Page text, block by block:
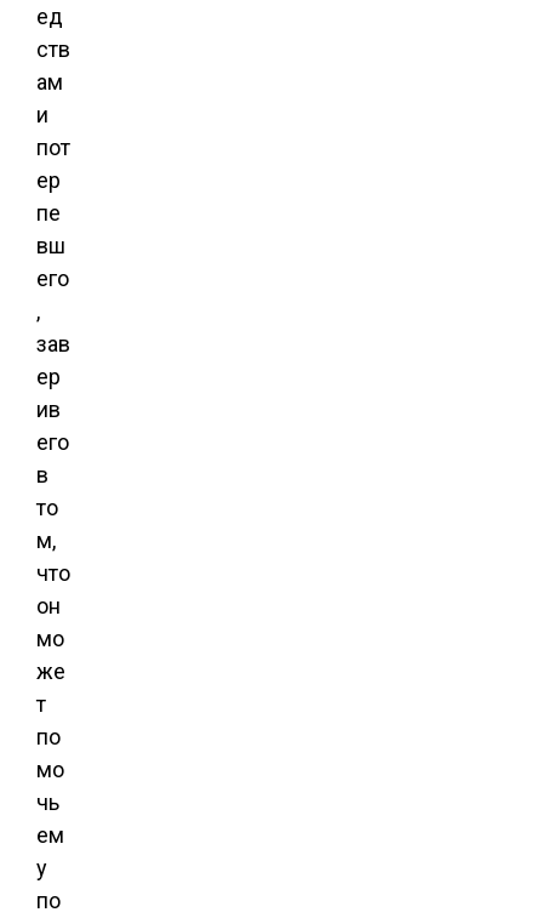
ед
ств
ам
и
пот
ер
пе
вш
его
,
зав
ер
ив
его
в
то
м,
что
он
мо
же
т
по
мо
чь
ем
у
по